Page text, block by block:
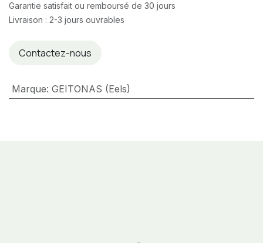
Garantie satisfait ou remboursé de 30 jours
Livraison : 2-3 jours ouvrables
Contactez-nous
Marque: GEITONAS (Eels)